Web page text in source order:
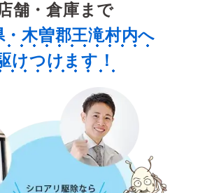
舗・倉庫まで
・木曽郡王滝村内へ
けつけます！